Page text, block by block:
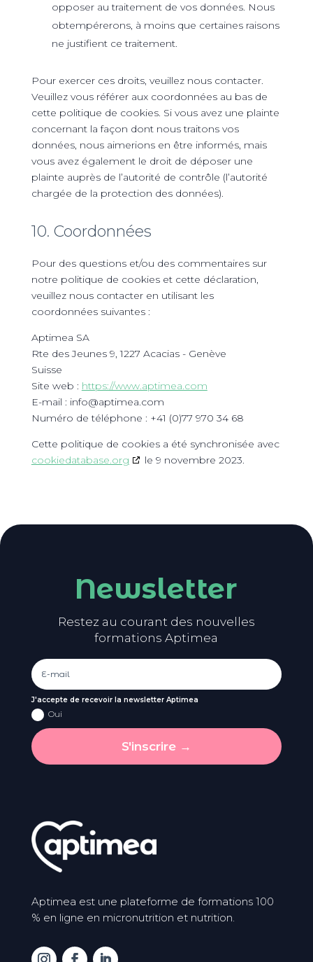
opposer au traitement de vos données. Nous
obtempérerons, à moins que certaines raisons
ne justifient ce traitement.
Pour exercer ces droits, veuillez nous contacter.
Veuillez vous référer aux coordonnées au bas de
cette politique de cookies. Si vous avez une plainte
concernant la façon dont nous traitons vos
données, nous aimerions en être informés, mais
vous avez également le droit de déposer une
plainte auprès de l’autorité de contrôle (l’autorité
chargée de la protection des données).
10. Coordonnées
Pour des questions et/ou des commentaires sur
notre politique de cookies et cette déclaration,
veuillez nous contacter en utilisant les
coordonnées suivantes :
Aptimea SA
Rte des Jeunes 9, 1227 Acacias - Genève
Suisse
Site web : https://www.aptimea.com
E-mail : info@aptimea.com
Numéro de téléphone : +41 (0)77 970 34 68
Cette politique de cookies a été synchronisée avec
cookiedatabase.org
le 9 novembre 2023.
Newsletter
Restez au courant des nouvelles
formations Aptimea
J'accepte de recevoir la newsletter Aptimea
Oui
S'inscrire →
Aptimea est une plateforme de formations 100
% en ligne en micronutrition et nutrition.